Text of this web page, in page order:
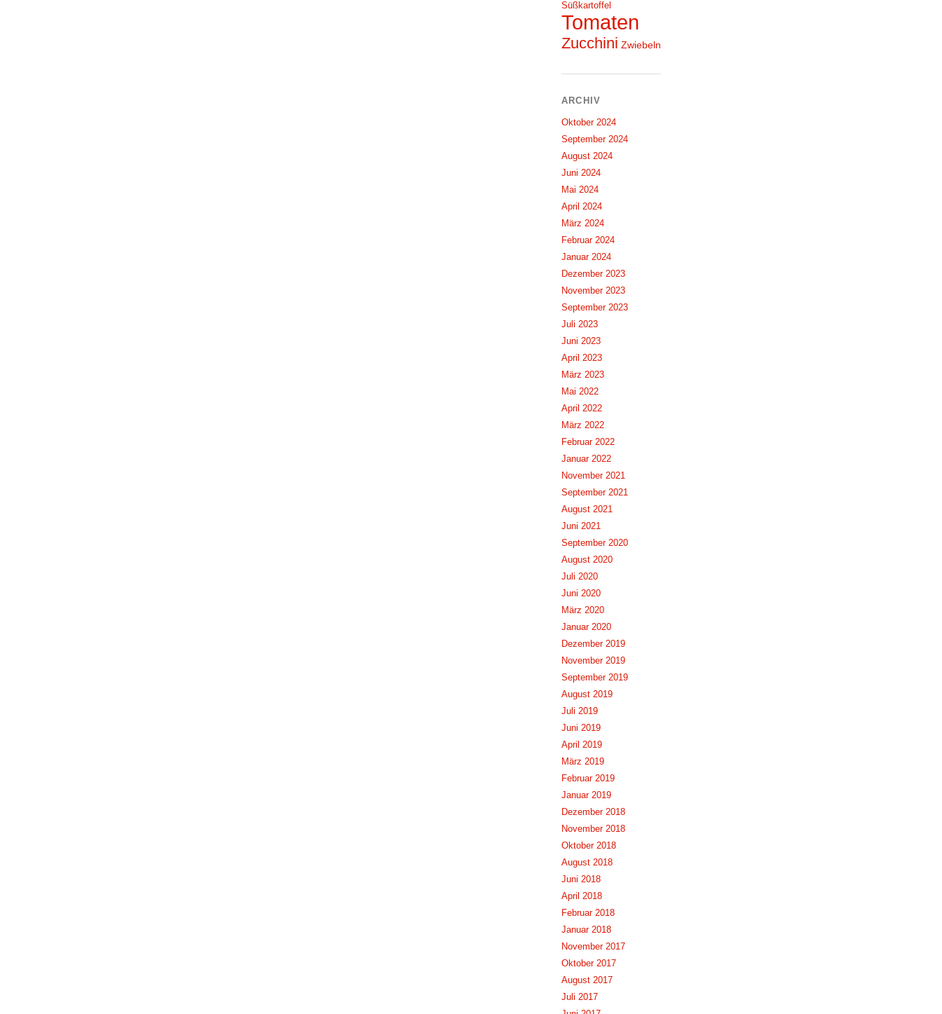
Süßkartoffel
Tomaten
Zucchini Zwiebeln
ARCHIV
Oktober 2024
September 2024
August 2024
Juni 2024
Mai 2024
April 2024
März 2024
Februar 2024
Januar 2024
Dezember 2023
November 2023
September 2023
Juli 2023
Juni 2023
April 2023
März 2023
Mai 2022
April 2022
März 2022
Februar 2022
Januar 2022
November 2021
September 2021
August 2021
Juni 2021
September 2020
August 2020
Juli 2020
Juni 2020
März 2020
Januar 2020
Dezember 2019
November 2019
September 2019
August 2019
Juli 2019
Juni 2019
April 2019
März 2019
Februar 2019
Januar 2019
Dezember 2018
November 2018
Oktober 2018
August 2018
Juni 2018
April 2018
Februar 2018
Januar 2018
November 2017
Oktober 2017
August 2017
Juli 2017